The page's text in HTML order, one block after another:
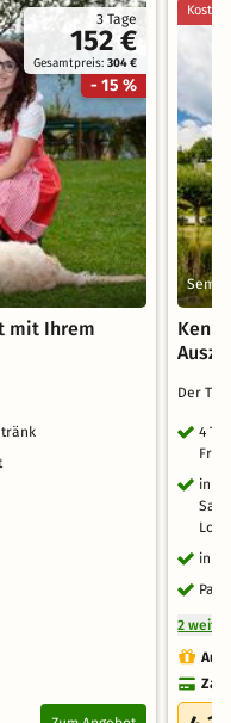
3 Tage
152 €
Gesamtpreis:304 €
- 15 %
mit Ihrem
Der
4
inkl.
inkl.
2